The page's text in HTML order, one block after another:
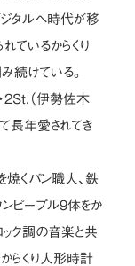
ジタルへ時代が移
ているからくり
続けている。
2St.（伊勢佐木
長年愛されてき
焼くパン職人、鉄
ピープル9体をか
ク調の音楽と共
らくり人形時計